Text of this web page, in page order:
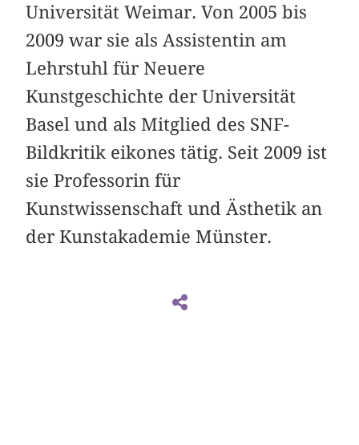
Universität Weimar. Von 2005 bis
2009 war sie als Assistentin am
Lehrstuhl für Neuere
Kunstgeschichte der Universität
Basel und als Mitglied des SNF-
Bildkritik eikones tätig. Seit 2009 ist
sie Professorin für
Kunstwissenschaft und Ästhetik an
der Kunstakademie Münster.